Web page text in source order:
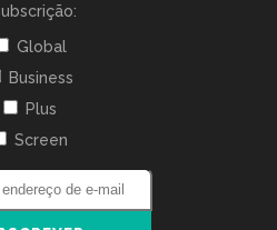
Global
Business
Plus
Screen